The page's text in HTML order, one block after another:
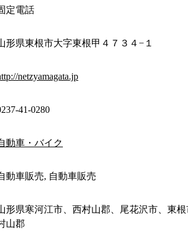
定電話
形県東根市大字東根甲４７３４−１
netzyamagata.jp
41-0280
動車・バイク
動車販売, 自動車販売
形県寒河江市、西村山郡、尾花沢市、東
山郡